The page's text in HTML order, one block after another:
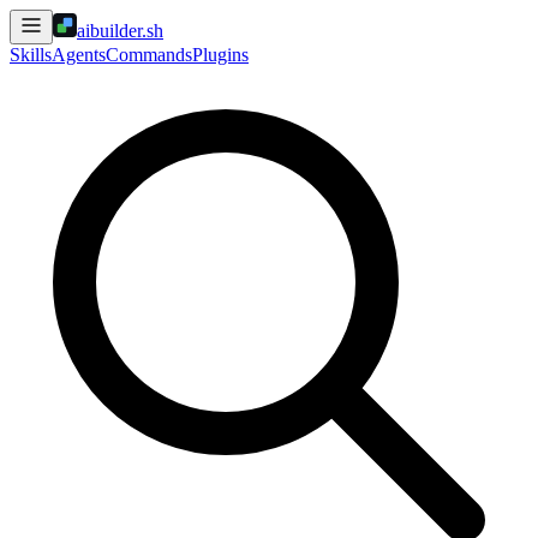
aibuilder.sh
SkillsAgentsCommandsPlugins